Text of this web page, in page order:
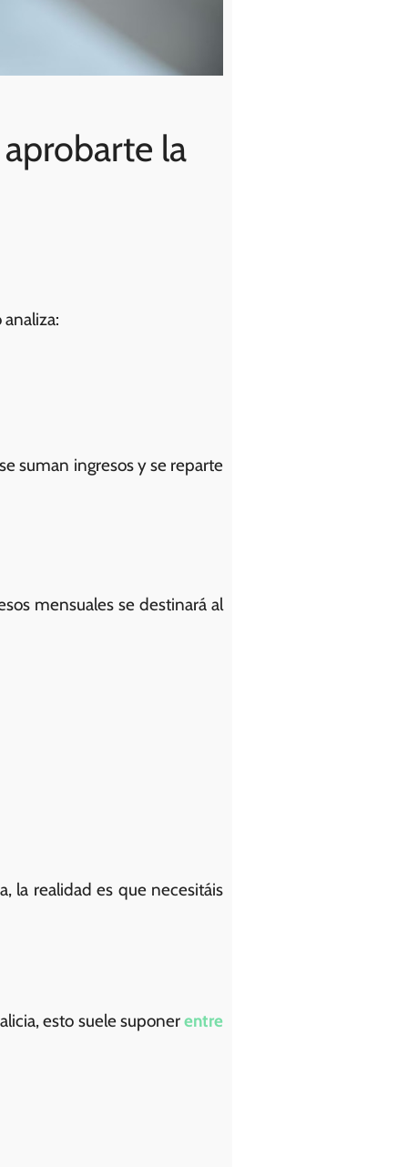
la
suman ingresos y se reparte
mensuales se destinará al
la realidad es que necesitáis
esto suele suponerentre